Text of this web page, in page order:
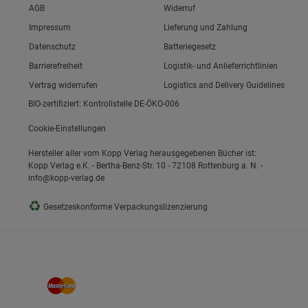
Link zum/zur
AGB
Link zum/zur
Impressum
Link zum/zur
Datenschutz
Link zum/zur
Barrierefreiheit
Vertrag widerrufen
Widerruf
Lieferung und Zahlung
Batteriegesetz
Logistik- und Anlieferrichtlinien
Logistics and Delivery Guidelines
BIO-zertifiziert: Kontrollstelle DE-ÖKO-006
Cookie-Einstellungen
Hersteller aller vom Kopp Verlag herausgegebenen Bücher ist:
Kopp Verlag e.K. - Bertha-Benz-Str. 10 - 72108 Rottenburg a. N. -
info@kopp-verlag.de
♻ Gesetzeskonforme Verpackungslizenzierung
Gruppe